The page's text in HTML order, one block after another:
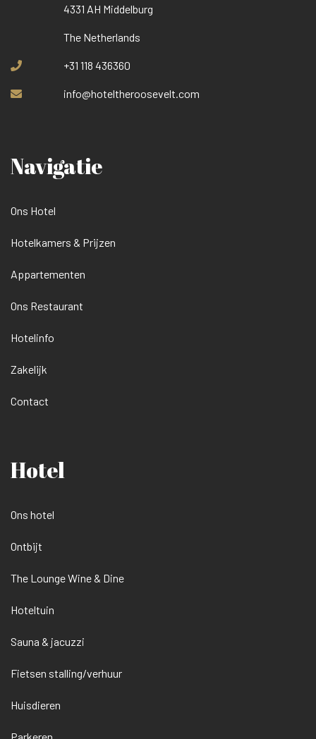
4331 AH Middelburg
The Netherlands
+31 118 436360
info@hoteltheroosevelt.com
Navigatie
Ons Hotel
Hotelkamers & Prijzen
Appartementen
Ons Restaurant
Hotelinfo
Zakelijk
Contact
Hotel
Ons hotel
Ontbijt
The Lounge Wine & Dine
Hoteltuin
Sauna & jacuzzi
Fietsen stalling/verhuur
Huisdieren